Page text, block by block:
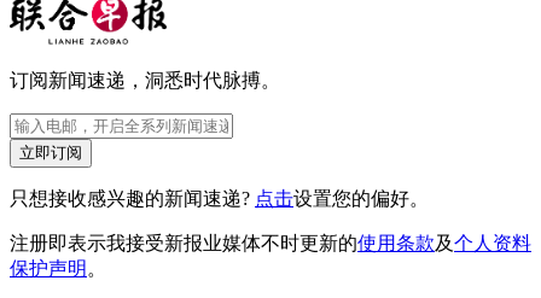
订阅新闻速递，洞悉时代脉搏。
立即订阅
只想接收感兴趣的新闻速递? 点击设置您的偏好。
注册即表示我接受新报业媒体不时更新的使用条款及个人资料
保护声明 。